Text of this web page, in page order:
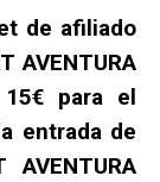
de afiliado
AVENTURA
para el
entrada de